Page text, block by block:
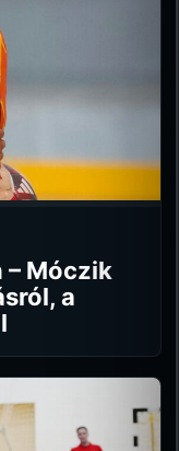
– Móczik
a